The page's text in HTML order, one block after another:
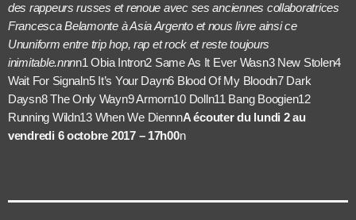
des rappeurs russes et renoue avec ses anciennes collaboratrices
Francesca Belamonte à Asia Argento et nous livre ainsi ce
Ununiform entre trip hop, rap et rock et reste toujours
inimitable.nnnn1 Obia Intron2 Same As It Ever Wasn3 New Stolen4
Wait For Signaln5 It’s Your Dayn6 Blood Of My Bloodn7 Dark
Daysn8 The Only Wayn9 Armorn10 Dolln11 Bang Boogien12
Running Wildn13 When We DiennnA écouter du lundi 2 au
vendredi 6 octobre 2017 – 17h00n